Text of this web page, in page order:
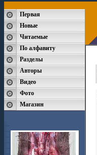
Первая
Новые
Читаемые
По алфавиту
Разделы
Авторы
Видео
Фото
Магазин